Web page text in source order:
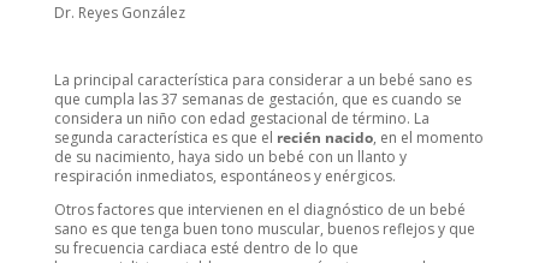
Dr. Reyes González
La principal característica para considerar a un bebé sano es
que cumpla las 37 semanas de gestación, que es cuando se
considera un niño con edad gestacional de término. La
segunda característica es que el recién nacido, en el momento
de su nacimiento, haya sido un bebé con un llanto y
respiración inmediatos, espontáneos y enérgicos.
Otros factores que intervienen en el diagnóstico de un bebé
sano es que tenga buen tono muscular, buenos reflejos y que
su frecuencia cardiaca esté dentro de lo que